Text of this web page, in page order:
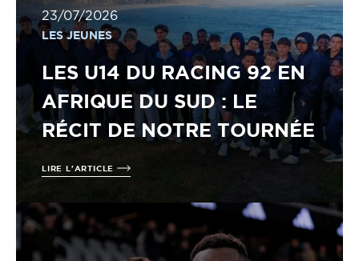
23/07/2026
LES JEUNES
LES U14 DU RACING 92 EN
AFRIQUE DU SUD : LE
RÉCIT DE NOTRE TOURNÉE
LIRE L'ARTICLE